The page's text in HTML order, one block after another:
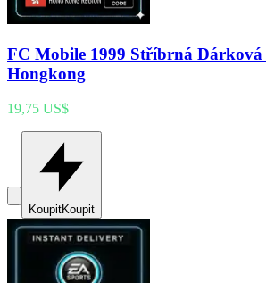
FC Mobile 1999 Stříbrná
Hongkong
19,75 US$
KoupitKoupit